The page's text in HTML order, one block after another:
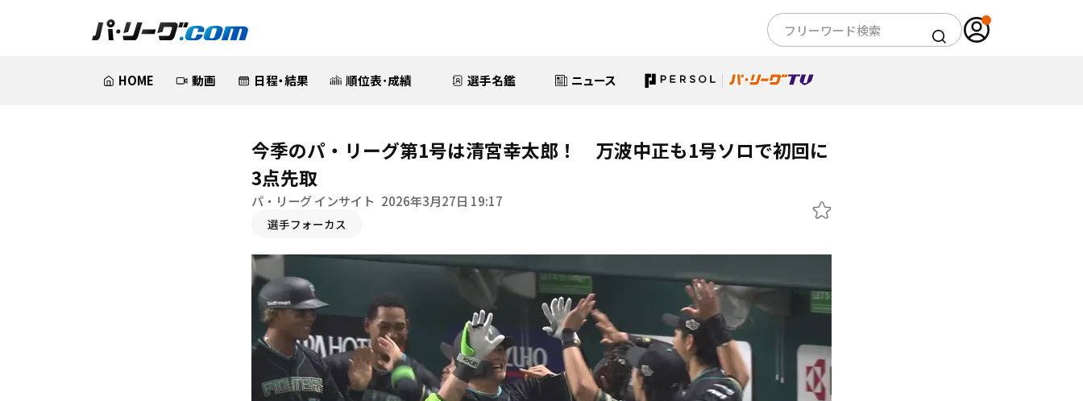
HOME 動画 日程・結果 順位表･成績 選手名鑑 ニュース
今季のパ・リーグ第1号は清宮幸太郎！ 万波中正も1号ソロで初回に
3点先取
パ・リーグ インサイト 2026年3月27日 19:17
選手フォーカス